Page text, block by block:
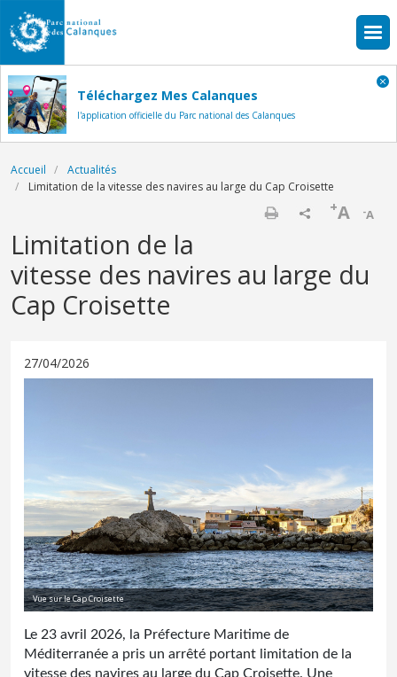
Aller au contenu principal
Téléchargez Mes Calanques
l'application officielle du Parc national des Calanques
Fil d'Ariane
Accueil
Actualités
Limitation de la vitesse des navires au large du Cap Croisette
-A
+A
Limitation de la
vitesse des navires au large du
Cap Croisette
27/04/2026
Vue sur le Cap Croisette
Le 23 avril 2026, la Préfecture Maritime de
Méditerranée a pris un arrêté portant limitation de la
vitesse des navires au large du Cap Croisette. Une